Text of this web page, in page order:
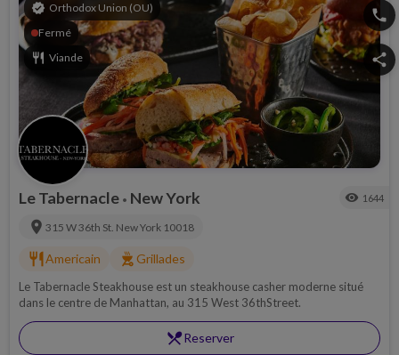
verified Orthodox Union (OU)
Fermé
restaurant Viande
phone
share
Le Tabernacle • New York visibility 1644
location_on 315 W 36th St. New York 10018
restaurant Americain outdoor_grill Grillades
Le Tabernacle Steakhouse est un steakhouse casher moderne situé
dans le centre de Manhattan, au 315 West 36thStreet.
restaurant_menuReserver